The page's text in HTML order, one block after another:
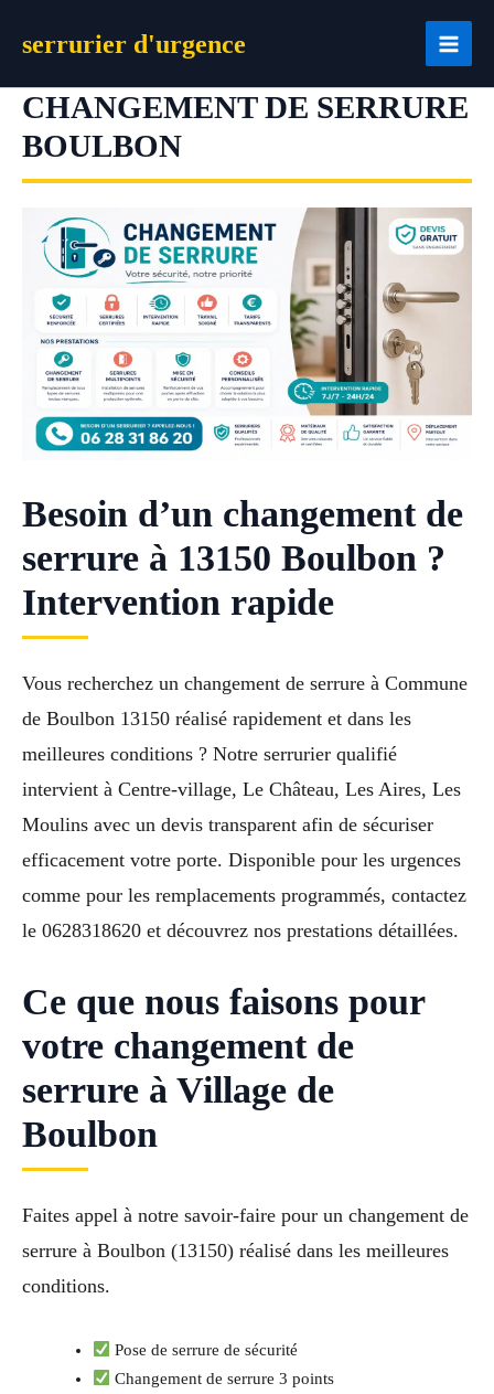
serrurier d'urgence
CHANGEMENT DE SERRURE
BOULBON
Besoin d’un changement de
serrure à 13150 Boulbon ?
Intervention rapide
Vous recherchez un changement de serrure à Commune
de Boulbon 13150 réalisé rapidement et dans les
meilleures conditions ? Notre serrurier qualifié
intervient à Centre-village, Le Château, Les Aires, Les
Moulins avec un devis transparent afin de sécuriser
efficacement votre porte. Disponible pour les urgences
comme pour les remplacements programmés, contactez
le 0628318620 et découvrez nos prestations détaillées.
Ce que nous faisons pour
votre changement de
serrure à Village de
Boulbon
Faites appel à notre savoir-faire pour un changement de
serrure à Boulbon (13150) réalisé dans les meilleures
conditions.
Pose de serrure de sécurité
Changement de serrure 3 points